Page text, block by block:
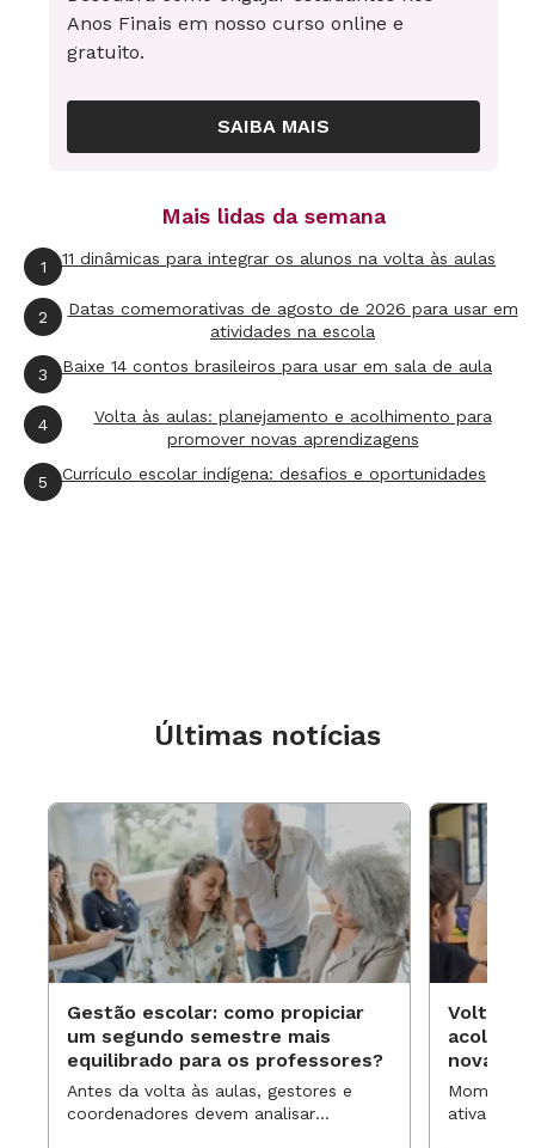
Anos Finais em nosso curso online e
gratuito.
SAIBA MAIS
Mais lidas da semana
1 11 dinâmicas para integrar os alunos na volta às aulas
2
Datas comemorativas de agosto de 2026 para usar em
atividades na escola
3 Baixe 14 contos brasileiros para usar em sala de aula
4
Volta às aulas: planejamento e acolhimento para
promover novas aprendizagens
5 Currículo escolar indígena: desafios e oportunidades
Últimas notícias
Gestão escolar: como propiciar
um segundo semestre mais
equilibrado para os professores?
Antes da volta às aulas, gestores e
coordenadores devem analisar
Volta às
novas
ativa